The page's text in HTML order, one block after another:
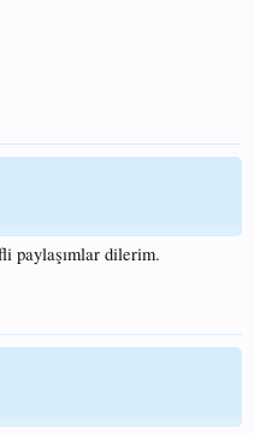
paylaşımlar dilerim.